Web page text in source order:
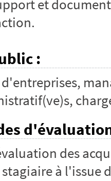
et
:
d'entreprises,
des
stagiaire à l'issue